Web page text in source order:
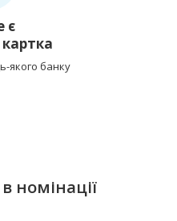
є
картка
якого банку
номінації